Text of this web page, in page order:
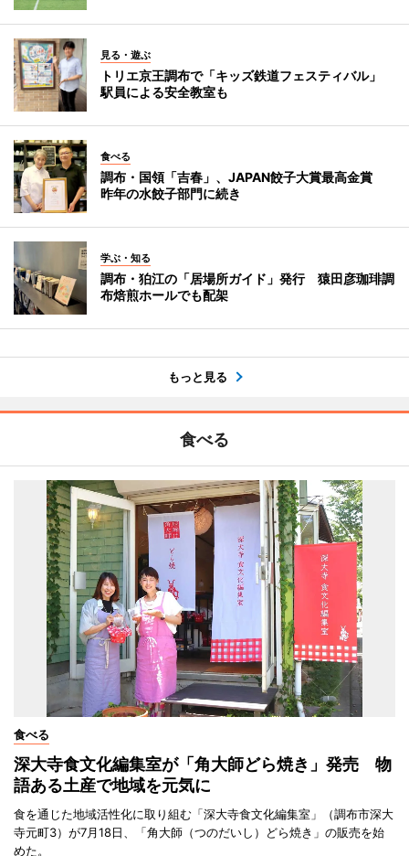
見る・遊ぶ
トリエ京王調布で「キッズ鉄道フェスティバル」
駅員による安全教室も
食べる
調布・国領「吉春」、JAPAN餃子大賞最高金賞
昨年の水餃子部門に続き
学ぶ・知る
調布・狛江の「居場所ガイド」発行 猿田彦珈琲調
布焙煎ホールでも配架
もっと見る
食べる
食べる
深大寺食文化編集室が「角大師どら焼き」発売 物
語ある土産で地域を元気に
食を通じた地域活性化に取り組む「深大寺食文化編集室」（調布市深大
寺元町3）が7月18日、「角大師（つのだいし）どら焼き」の販売を始
めた。